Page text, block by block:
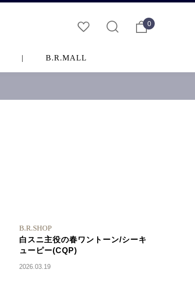
0
| B.R.MALL
B.R.SHOP
白スニ主役の春ワントーン/シーキ
ューピー(CQP)
2026.03.19